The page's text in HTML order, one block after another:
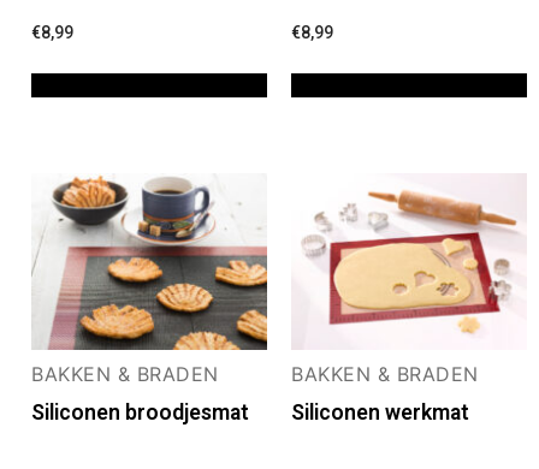
€8,99 €8,99
BAKKEN & BRADEN
Siliconen broodjesmat
BAKKEN & BRADEN
Siliconen werkmat